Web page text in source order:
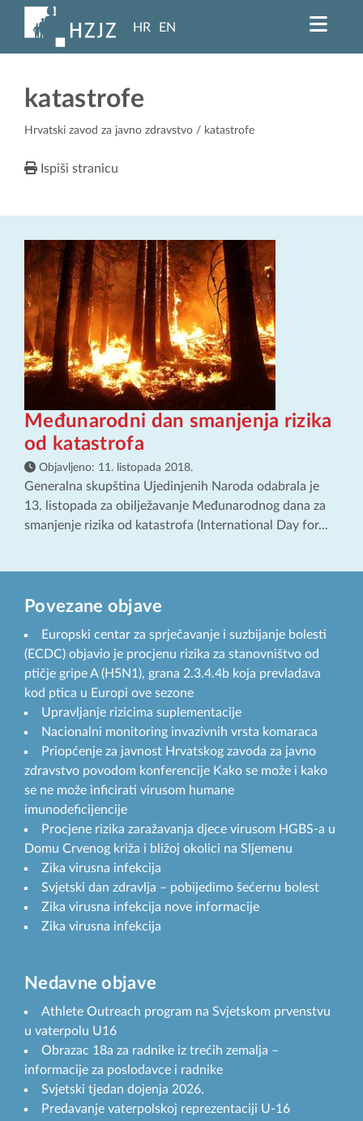
HR EN
katastrofe
Hrvatski zavod za javno zdravstvo / katastrofe
Ispiši stranicu
Međunarodni dan smanjenja rizika
od katastrofa
Objavljeno: 11. listopada 2018.
Generalna skupština Ujedinjenih Naroda odabrala je
13. listopada za obilježavanje Međunarodnog dana za
smanjenje rizika od katastrofa (International Day for...
Povezane objave
Europski centar za sprječavanje i suzbijanje bolesti
(ECDC) objavio je procjenu rizika za stanovništvo od
ptičje gripe A (H5N1), grana 2.3.4.4b koja prevladava
kod ptica u Europi ove sezone
Upravljanje rizicima suplementacije
Nacionalni monitoring invazivnih vrsta komaraca
Priopćenje za javnost Hrvatskog zavoda za javno
zdravstvo povodom konferencije Kako se može i kako
se ne može inficirati virusom humane
imunodeficijencije
Procjene rizika zaražavanja djece virusom HGBS-a u
Domu Crvenog križa i bližoj okolici na Sljemenu
Zika virusna infekcija
Svjetski dan zdravlja – pobijedimo šećernu bolest
Zika virusna infekcija nove informacije
Zika virusna infekcija
Nedavne objave
Athlete Outreach program na Svjetskom prvenstvu
u vaterpolu U16
Obrazac 18a za radnike iz trećih zemalja –
informacije za poslodavce i radnike
Svjetski tjedan dojenja 2026.
Predavanje vaterpolskoj reprezentaciji U-16